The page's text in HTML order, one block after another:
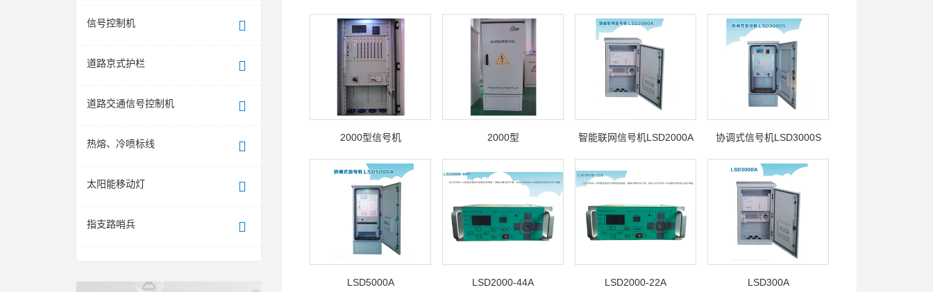
信号控制机
道路京式护栏
道路交通信号控制机
热熔、冷喷标线
太阳能移动灯
指支路哨兵
2000型信号机 2000型 智能联网信号机LSD2000A 协调式信号机LSD3000S
LSD5000A LSD2000-44A LSD2000-22A LSD300A